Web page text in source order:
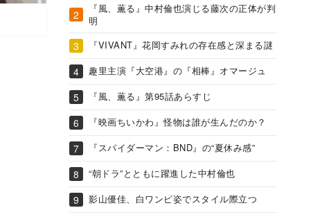
『風、薫る』中村倫也演じる藤次の正体が判
明
『VIVANT』花岡すみれの存在感と深まる謎
趣里主演『大空港』の『相棒』オマージュ
『風、薫る』第95話あらすじ
『映画ちいかわ』怪物は誰が生んだのか？
『スパイダーマン：BND』の“夏休み感”
“朝ドラ”とともに躍進した中村倫也
影山優佳、白ワンピ姿でスタイル際立つ